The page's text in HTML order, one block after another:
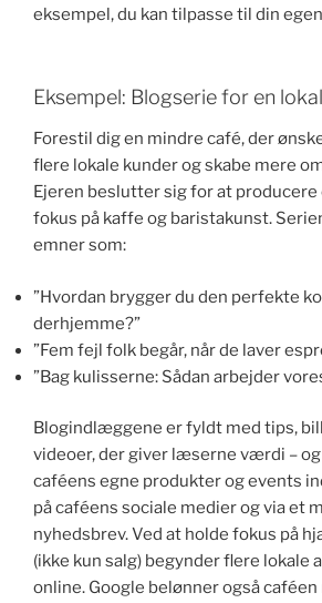
eksempel, du kan tilpasse til din
Eksempel: Blogserie for en
Forestil dig en mindre café, der
flere lokale kunder og skabe mere
Ejeren beslutter sig for at producere
fokus på kaffe og baristakunst.
emner som:
”Hvordan brygger du den perfekte
derhjemme?”
”Fem fejl folk begår, når de laver
”Bag kulisserne: Sådan arbejder
Blogindlæggene er fyldt med tips,
videoer, der giver læserne værdi –
caféens egne produkter og events
på caféens sociale medier og via et
nyhedsbrev. Ved at holde fokus på
(ikke kun salg) begynder flere lokale
online. Google belønner også